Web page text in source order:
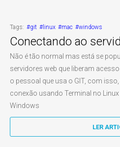
Tags: #git #linux #mac #windows
Conectando ao
Não é tão normal mas está se
servidores web que liberam
o pessoal que usa o GIT, com
conexão usando Terminal no Linux
Windows
LER